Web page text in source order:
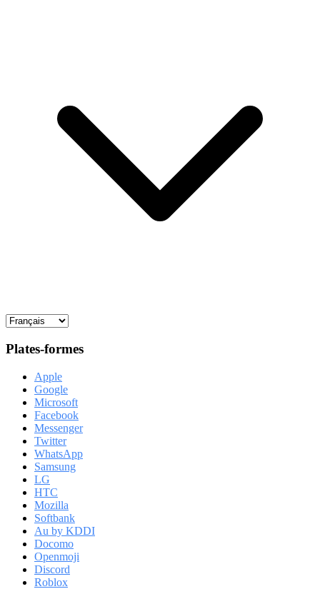
Plates-formes
Apple
Google
Microsoft
Facebook
Messenger
Twitter
WhatsApp
Samsung
LG
HTC
Mozilla
Softbank
Au by KDDI
Docomo
Openmoji
Discord
Roblox